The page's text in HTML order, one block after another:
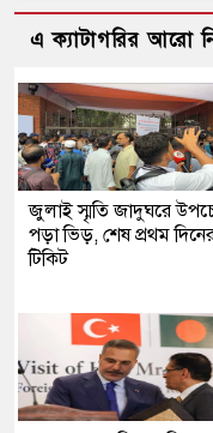
এ ক্যাটাগরির আরো
জুলাই স্মৃতি জাদুঘরে
পড়া ভিড়, শেষ প্রথম
টিকিট